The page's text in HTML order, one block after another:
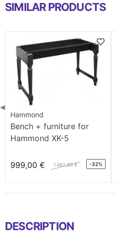
SIMILAR PRODUCTS
Hammond
Bench + furniture for
Hammond XK-5
999,00 € 1 462,80 € -32%
◀
DESCRIPTION